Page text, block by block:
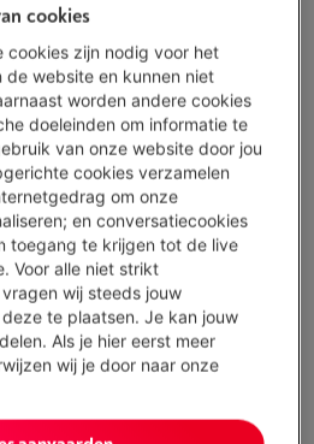
93 l
45 l
diepvriezer: Statisch
-Bekijk voorraad
Koop nu
5223 PLUS
218 l
cookies
cookies zijn nodig voor het
website en kunnen niet
worden andere cookies
doeleinden om informatie te
van onze website door jou
cookies verzamelen
om onze
en conversatiecookies
toegang te krijgen tot de live
Voor alle niet strikt
wij steeds jouw
te plaatsen. Je kan jouw
Als je hier eerst meer
wij je door naar onze